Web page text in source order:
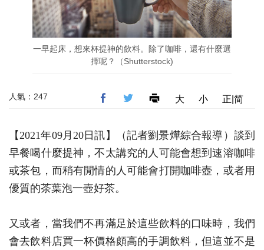
一早起床，想來杯提神的飲料。除了咖啡，還有什麼選
擇呢？（Shutterstock)
人氣：247 大 小 正|简
【2021年09月20日訊】（記者劉景燁綜合報導）談到
早餐喝什麼提神，不太講究的人可能會想到速溶咖啡
或茶包，而稍有閒情的人可能會打開咖啡壺，或者用
優質的茶葉泡一壺好茶。
又或者，當我們不再滿足於這些飲料的口味時，我們
會去飲料店買一杯價格頗高的手調飲料，但這並不是